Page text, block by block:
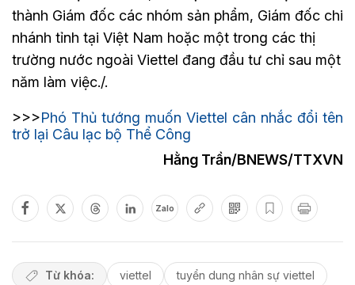
thành Giám đốc các nhóm sản phẩm, Giám đốc chi
nhánh tỉnh tại Việt Nam hoặc một trong các thị
trường nước ngoài Viettel đang đầu tư chỉ sau một
năm làm việc./.
>>>Phó Thủ tướng muốn Viettel cân nhắc đổi tên
trở lại Câu lạc bộ Thể Công
Hằng Trần/BNEWS/TTXVN
Zalo
Từ khóa: viettel
tuyển dung nhân sự viettel